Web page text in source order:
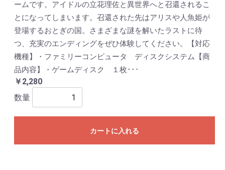
ームです。アイドルの立花理佐と異世界へと召還されるこ
とになってしまいます。召還された先はアリスや人魚姫が
登場するおとぎの国。さまざまな謎を解いたラストに待
つ、充実のエンディングをぜひ体験してください。【対応
機種】・ファミリーコンピュータ ディスクシステム【商
品内容】・ゲームディスク １枚･･･
￥2,280
数量
カートに入れる